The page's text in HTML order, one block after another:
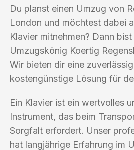
Du planst einen Umzug von
London und möchtest dabei
Klavier mitnehmen? Dann
Umzugskönig Koertig
Wir bieten dir eine
kostengünstige Lösung für
Ein Klavier ist ein wertvolles
Instrument, das beim
Sorgfalt erfordert. Unser
hat langjährige Erfahrung im